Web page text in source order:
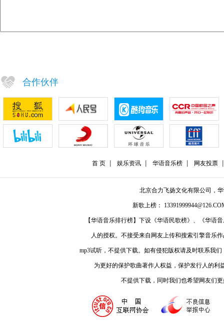
合作伙伴
首 页 娱乐资讯 华语音乐榜 网友投票
北京合力飞扬文化有限公司，
新歌上榜：
【华语音乐排行榜】下设《华语民歌榜》、《华语
人的授权。不接受来自网友上传和搜索引擎音乐
mp3试听，不提供下载。如有侵犯版权请及时联系我
为更好的保护歌曲著作人权益，保护发行人的
不提供下载，同时我们也希望网友们